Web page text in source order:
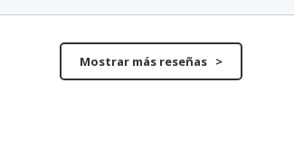
Mostrar más reseñas >